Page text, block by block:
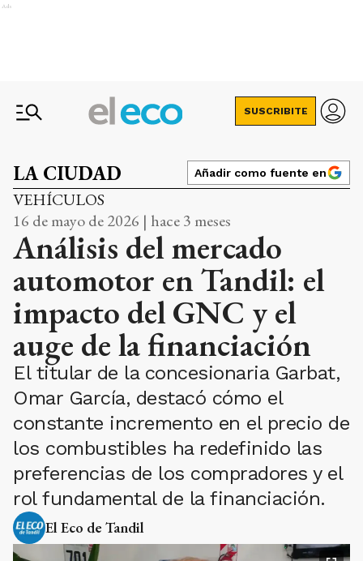
Ads
SUSCRIBITE
LA CIUDAD Añadir como fuente en
VEHÍCULOS
16 de mayo de 2026 | hace 3 meses
Análisis del mercado
automotor en Tandil: el
impacto del GNC y el
auge de la financiación
El titular de la concesionaria Garbat,
Omar García, destacó cómo el
constante incremento en el precio de
los combustibles ha redefinido las
preferencias de los compradores y el
rol fundamental de la financiación.
El Eco de Tandil